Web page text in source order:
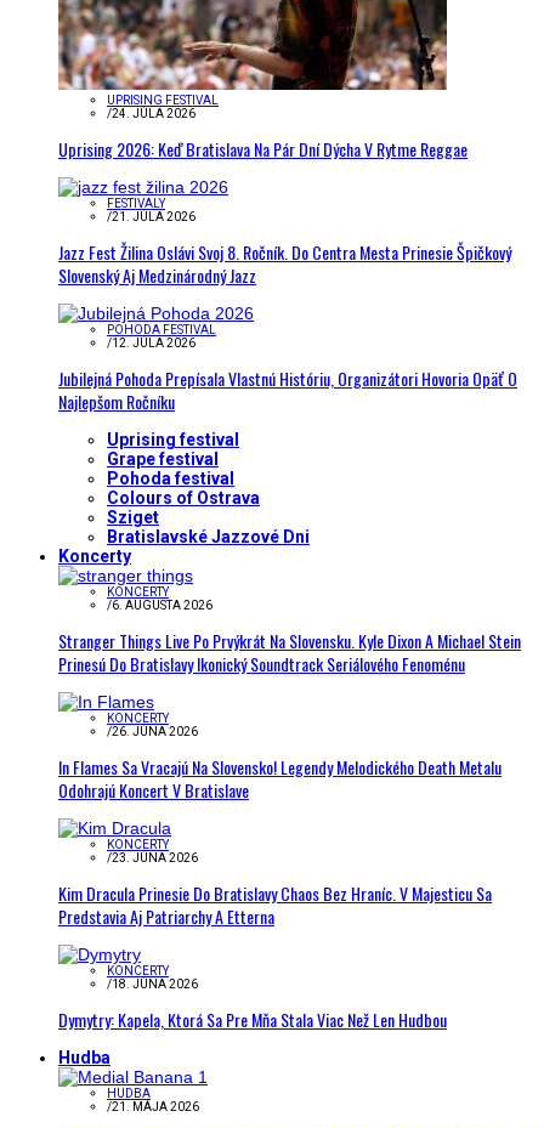
UPRISING FESTIVAL
/24. JÚLA 2026
Uprising 2026: Keď Bratislava Na Pár Dní Dýcha V Rytme Reggae
FESTIVALY
/21. JÚLA 2026
Jazz Fest Žilina Oslávi Svoj 8. Ročník. Do Centra Mesta Prinesie Špičkový
Slovenský Aj Medzinárodný Jazz
POHODA FESTIVAL
/12. JÚLA 2026
Jubilejná Pohoda Prepísala Vlastnú Históriu, Organizátori Hovoria Opäť O
Najlepšom Ročníku
Uprising festival
Grape festival
Pohoda festival
Colours of Ostrava
Sziget
Bratislavské Jazzové Dni
Koncerty
KONCERTY
/6. AUGUSTA 2026
Stranger Things Live Po Prvýkrát Na Slovensku. Kyle Dixon A Michael Stein
Prinesú Do Bratislavy Ikonický Soundtrack Seriálového Fenoménu
KONCERTY
/26. JÚNA 2026
In Flames Sa Vracajú Na Slovensko! Legendy Melodického Death Metalu
Odohrajú Koncert V Bratislave
KONCERTY
/23. JÚNA 2026
Kim Dracula Prinesie Do Bratislavy Chaos Bez Hraníc. V Majesticu Sa
Predstavia Aj Patriarchy A Etterna
KONCERTY
/18. JÚNA 2026
Dymytry: Kapela, Ktorá Sa Pre Mňa Stala Viac Než Len Hudbou
Hudba
HUDBA
/21. MÁJA 2026